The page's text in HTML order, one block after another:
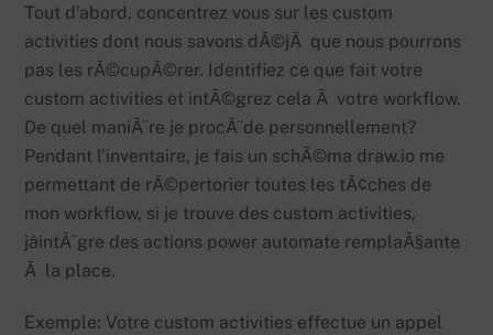
Tout d’abord, concentrez vous sur les custom
activities dont nous savons dÃ©jÃ que nous pourrons
pas les rÃ©cupÃ©rer. Identifiez ce que fait votre
custom activities et intÃ©grez cela Ã votre workflow.
De quel maniÃ¨re je procÃ¨de personnellement?
Pendant l’inventaire, je fais un schÃ©ma draw.io me
permettant de rÃ©pertorier toutes les tÃ¢ches de
mon workflow, si je trouve des custom activities,
jâintÃ¨gre des actions power automate remplaÃ§ante
Ã la place.
Exemple: Votre custom activities effectue un appel